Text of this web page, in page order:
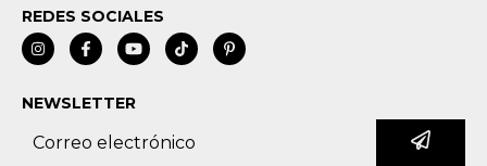
REDES SOCIALES
NEWSLETTER